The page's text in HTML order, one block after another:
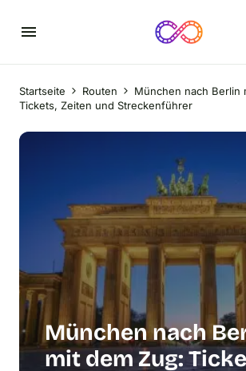
Startseite Routen
München nach Berlin
Tickets, Zeiten und Streckenführer
München nach
mit dem Zug: